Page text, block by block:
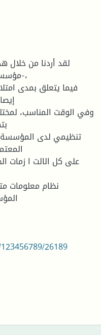
لقد أردنا من خلال
فیما یتعلق بمدى
وفي الوقت المناسب،
تنظیمي لدى المؤسسة.
على كل الالت ا زمات
نظام معلومات
26189